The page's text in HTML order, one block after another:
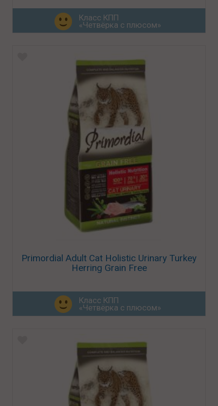
Класс КПП
«Четвёрка с плюсом»
Primordial Adult Cat Holistic Urinary Turkey
Herring Grain Free
Класс КПП
«Четвёрка с плюсом»